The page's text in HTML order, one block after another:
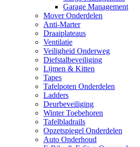
Garage Management
Mover Onderdelen
Anti-Marter
Draaiplateaus
Ventilatie
Veiligheid Onderweg
Diefstalbeveiliging
Lijmen & Kitten
Tapes
Tafelpoten Onderdelen
Ladders
Deurbeveiliging
Winter Toebehoren
Tafelbladrails
Opzetspiegel Onderdelen
Auto Onderhoud